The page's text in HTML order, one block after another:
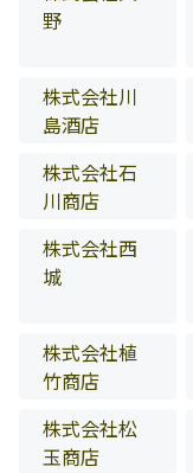
野
株式会社川
島酒店
株式会社石
川商店
株式会社西
城
株式会社植
竹商店
株式会社松
玉商店